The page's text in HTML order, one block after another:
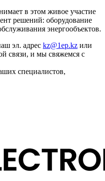
в этом живое участие
решений: оборудование
энергообъектов.
эл. адрес kz@1ep.kz или
связи, и мы свяжемся с
специалистов,